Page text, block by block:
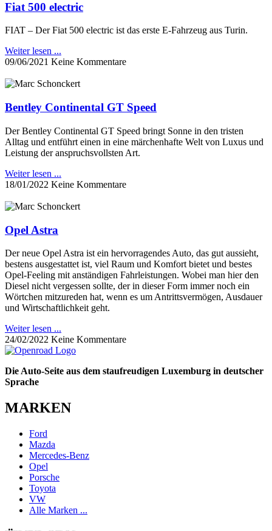
Fiat 500 electric
FIAT – Der Fiat 500 electric ist das erste E-Fahrzeug aus Turin.
Weiter lesen ...
09/06/2021 Keine Kommentare
Bentley Continental GT Speed
Der Bentley Continental GT Speed bringt Sonne in den tristen
Alltag und entführt einen in eine märchenhafte Welt von Luxus und
Leistung der anspruchsvollsten Art.
Weiter lesen ...
18/01/2022 Keine Kommentare
Opel Astra
Der neue Opel Astra ist ein hervorragendes Auto, das gut aussieht,
bestens ausgestattet ist, viel Raum und Komfort bietet und bestes
Opel-Feeling mit anständigen Fahrleistungen. Wobei man hier den
Diesel nicht vergessen sollte, der in dieser Form immer noch ein
Wörtchen mitzureden hat, wenn es um Antrittsvermögen, Ausdauer
und Wirtschaftlichkeit geht.
Weiter lesen ...
24/02/2022 Keine Kommentare
Die Auto-Seite aus dem staufreudigen Luxemburg in deutscher
Sprache
MARKEN
Ford
Mazda
Mercedes-Benz
Opel
Porsche
Toyota
VW
Alle Marken ...